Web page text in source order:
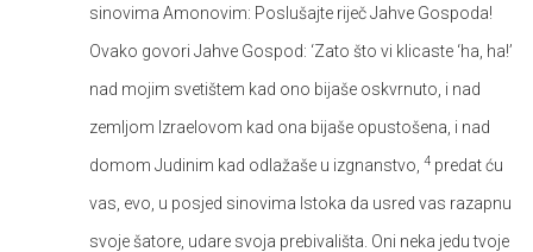
sinovima Amonovim: Poslušajte riječ Jahve Gospoda!
Ovako govori Jahve Gospod: ‘Zato što vi klicaste ‘ha, ha!’
nad mojim svetištem kad ono bijaše oskvrnuto, i nad
zemljom Izraelovom kad ona bijaše opustošena, i nad
domom Judinim kad odlažaše u izgnanstvo, 4 predat ću
vas, evo, u posjed sinovima Istoka da usred vas razapnu
svoje šatore, udare svoja prebivališta. Oni neka jedu tvoje